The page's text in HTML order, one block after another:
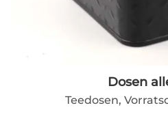
Dosen
Teedosen,